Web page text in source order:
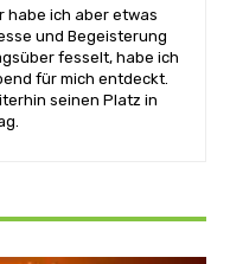
habe ich aber etwas
und Begeisterung
fesselt, habe ich
für mich entdeckt.
seinen Platz in